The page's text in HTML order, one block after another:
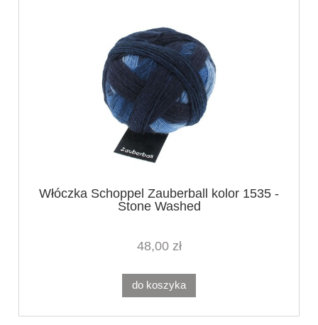
Włóczka Schoppel Zauberball kolor 1535 -
Stone Washed
48,00 zł
do koszyka